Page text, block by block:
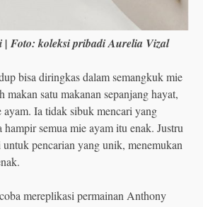
| Foto: koleksi pribadi Aurelia Vizal
bisa diringkas dalam semangkuk mie
makan satu makanan sepanjang hayat,
ayam. Ia tidak sibuk mencari yang
hampir semua mie ayam itu enak. Justru
pencarian yang unik, menemukan
mereplikasi permainan Anthony